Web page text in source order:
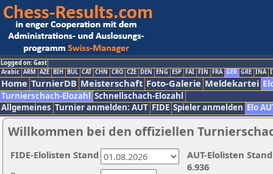
Logged on: Gast
Arabic ARM AZE BIH BUL CAT CHN CRO CZE DEN ENG ESP FAI FIN FRA GER GRE INA
Home TurnierDB Meisterschaft Foto-Galerie Meldekartei
Turnierschach-Elozahl Schnellschach-Elozahl
Allgemeines Turnier anmelden: AUT FIDE Spieler anmelden Elo
Willkommen bei den offiziellen
AUT-Elolisten
6.936
FIDE-Elolisten Stand